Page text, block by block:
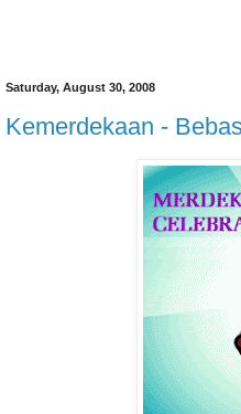
Saturday, August 30, 2008
Kemerdekaan -